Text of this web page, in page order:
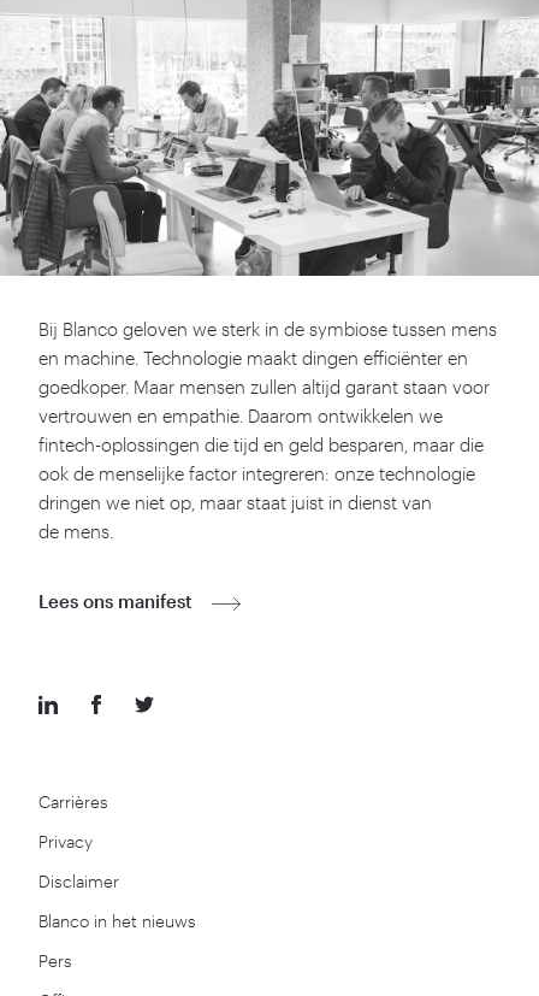
Carrières
Privacy
Disclaimer
Blanco in het nieuws
Pers
Bij Blanco geloven we sterk in de symbiose tussen mens
en machine. Technologie maakt dingen efficiënter en
goedkoper. Maar mensen zullen altijd garant staan voor
vertrouwen en empathie. Daarom ontwikkelen we
fintech-oplossingen die tijd en geld besparen, maar die
ook de menselijke factor integreren: onze technologie
dringen we niet op, maar staat juist in dienst van
de mens.
Lees ons manifest